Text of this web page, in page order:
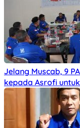
Jelang Muscab, 9
kepada Asrofi